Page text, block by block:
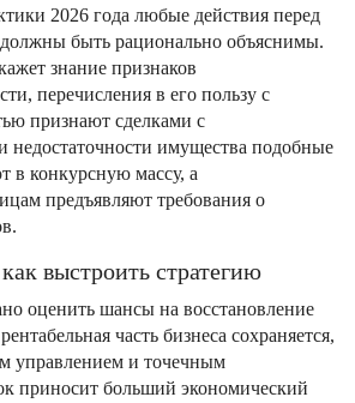
2026 года любые действия перед
быть рационально объяснимы.
знание признаков
перечисления в его пользу с
признают сделками с
недостаточности имущества подобные
в конкурсную массу, а
предъявляют требования о
выстроить стратегию
оценить шансы на восстановление
часть бизнеса сохраняется,
управлением и точечным
приносит больший экономический